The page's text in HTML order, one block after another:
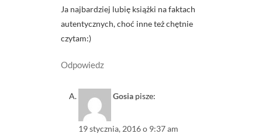
Ja najbardziej lubię książki na faktach
autentycznych, choć inne też chętnie
czytam:)
Odpowiedz
Gosia pisze:
19 stycznia, 2016 o 9:37 am